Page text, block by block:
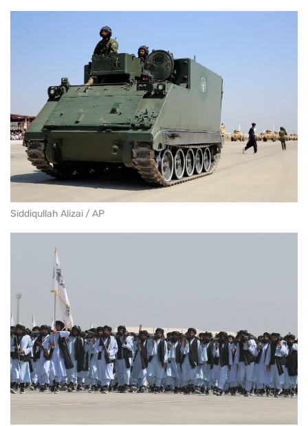
Siddiqullah Alizai / AP